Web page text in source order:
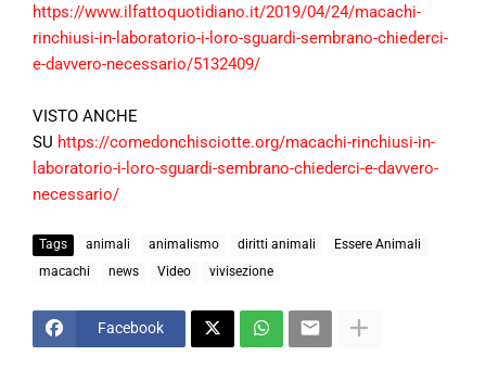
https://www.ilfattoquotidiano.it/2019/04/24/macachi-
rinchiusi-in-laboratorio-i-loro-sguardi-sembrano-chiederci-
e-davvero-necessario/5132409/
VISTO ANCHE
SU https://comedonchisciotte.org/macachi-rinchiusi-in-
laboratorio-i-loro-sguardi-sembrano-chiederci-e-davvero-
necessario/
Tags animali animalismo diritti animali
Essere Animali
macachi
news Video vivisezione
Facebook